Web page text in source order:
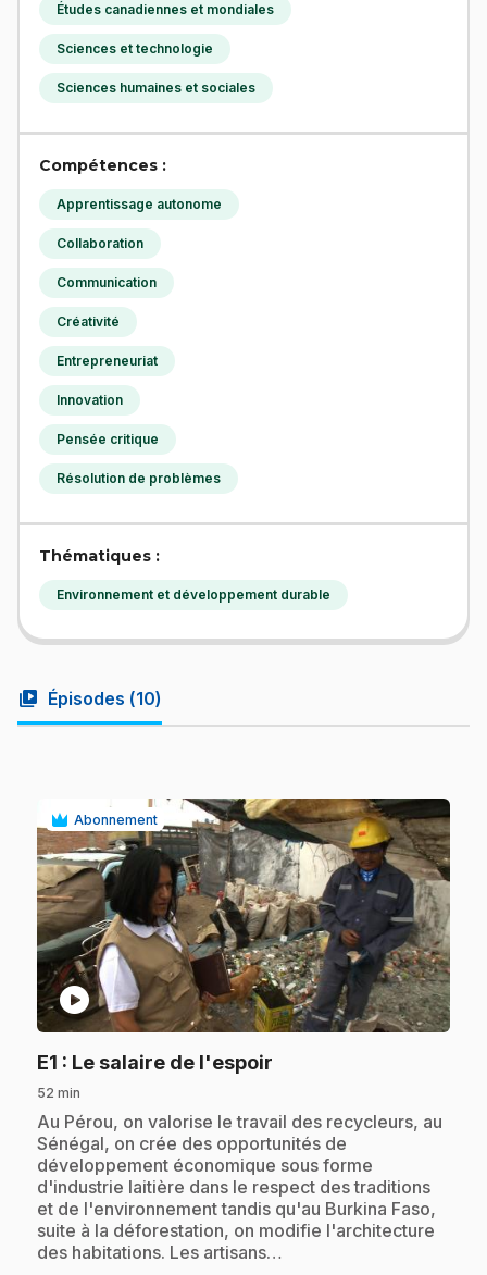
Études canadiennes et mondiales
Sciences et technologie
Sciences humaines et sociales
Compétences :
Apprentissage autonome
Collaboration
Communication
Créativité
Entrepreneuriat
Innovation
Pensée critique
Résolution de problèmes
Thématiques :
Environnement et développement durable
video_library Épisodes (10)
Abonnement
play_circle
E1 : Le salaire de l'espoir
52 min
.Au Pérou, on valorise le travail des recycleurs, au
Sénégal, on crée des opportunités de
développement économique sous forme
d'industrie laitière dans le respect des traditions
et de l'environnement tandis qu'au Burkina Faso,
suite à la déforestation, on modifie l'architecture
des habitations. Les artisans…